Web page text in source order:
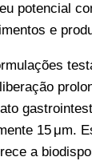
potencial
e
15 μm.
a